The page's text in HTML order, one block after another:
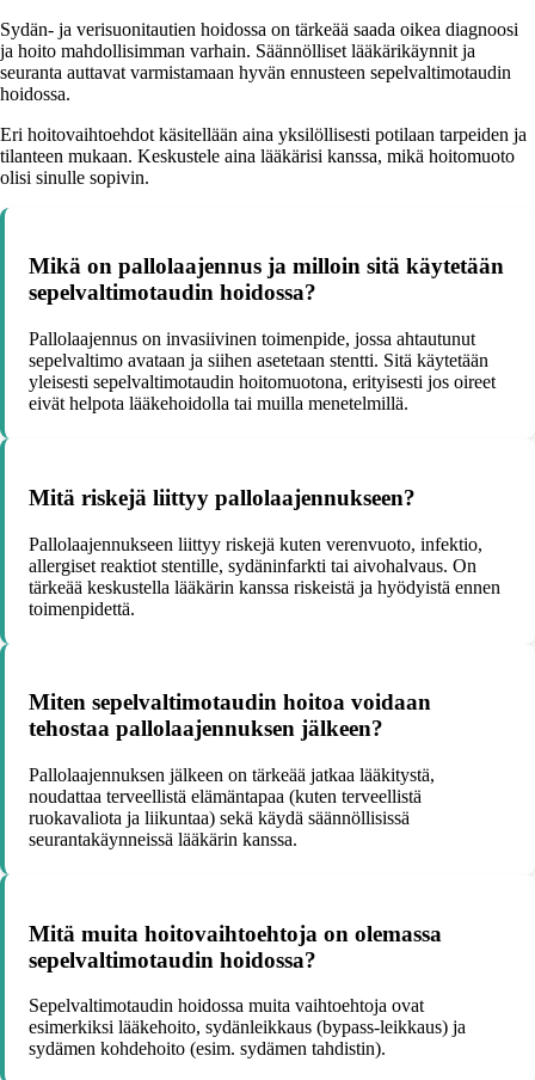
Sydän- ja verisuonitautien hoidossa on tärkeää saada oikea diagnoosi
ja hoito mahdollisimman varhain. Säännölliset lääkärikäynnit ja
seuranta auttavat varmistamaan hyvän ennusteen sepelvaltimotaudin
hoidossa.
Eri hoitovaihtoehdot käsitellään aina yksilöllisesti potilaan tarpeiden ja
tilanteen mukaan. Keskustele aina lääkärisi kanssa, mikä hoitomuoto
olisi sinulle sopivin.
Mikä on pallolaajennus ja milloin sitä käytetään
sepelvaltimotaudin hoidossa?
Pallolaajennus on invasiivinen toimenpide, jossa ahtautunut
sepelvaltimo avataan ja siihen asetetaan stentti. Sitä käytetään
yleisesti sepelvaltimotaudin hoitomuotona, erityisesti jos oireet
eivät helpota lääkehoidolla tai muilla menetelmillä.
Mitä riskejä liittyy pallolaajennukseen?
Pallolaajennukseen liittyy riskejä kuten verenvuoto, infektio,
allergiset reaktiot stentille, sydäninfarkti tai aivohalvaus. On
tärkeää keskustella lääkärin kanssa riskeistä ja hyödyistä ennen
toimenpidettä.
Miten sepelvaltimotaudin hoitoa voidaan
tehostaa pallolaajennuksen jälkeen?
Pallolaajennuksen jälkeen on tärkeää jatkaa lääkitystä,
noudattaa terveellistä elämäntapaa (kuten terveellistä
ruokavaliota ja liikuntaa) sekä käydä säännöllisissä
seurantakäynneissä lääkärin kanssa.
Mitä muita hoitovaihtoehtoja on olemassa
sepelvaltimotaudin hoidossa?
Sepelvaltimotaudin hoidossa muita vaihtoehtoja ovat
esimerkiksi lääkehoito, sydänleikkaus (bypass-leikkaus) ja
sydämen kohdehoito (esim. sydämen tahdistin).